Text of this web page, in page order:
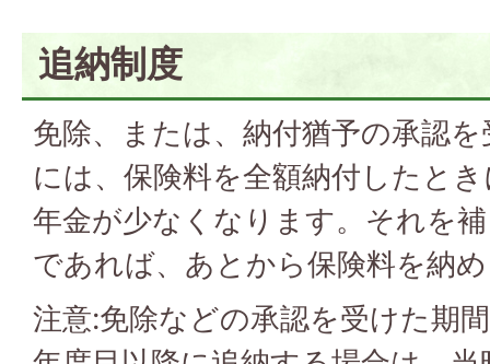
追納制度
免除、または、納付猶予の承認
には、保険料を全額納付したと
年金が少なくなります。それを
であれば、あとから保険料を納
注意:免除などの承認を受けた期